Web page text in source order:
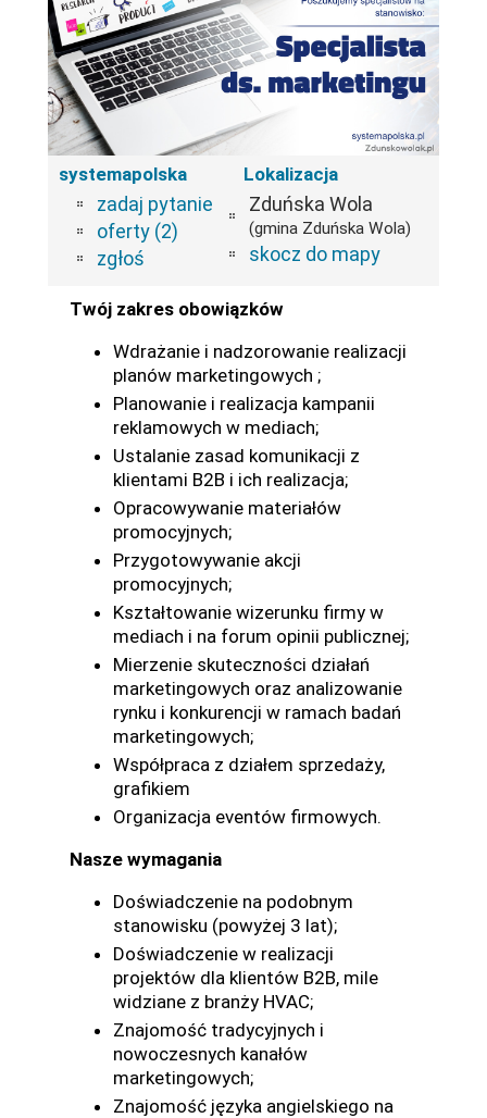
systemapolska
zadaj pytanie
oferty (2)
zgłoś
Lokalizacja
Zduńska Wola
(gmina Zduńska Wola)
skocz do mapy
Twój zakres obowiązków
Wdrażanie i nadzorowanie realizacji
planów marketingowych ;
Planowanie i realizacja kampanii
reklamowych w mediach;
Ustalanie zasad komunikacji z
klientami B2B i ich realizacja;
Opracowywanie materiałów
promocyjnych;
Przygotowywanie akcji
promocyjnych;
Kształtowanie wizerunku firmy w
mediach i na forum opinii publicznej;
Mierzenie skuteczności działań
marketingowych oraz analizowanie
rynku i konkurencji w ramach badań
marketingowych;
Współpraca z działem sprzedaży,
grafikiem
Organizacja eventów firmowych.
Nasze wymagania
Doświadczenie na podobnym
stanowisku (powyżej 3 lat);
Doświadczenie w realizacji
projektów dla klientów B2B, mile
widziane z branży HVAC;
Znajomość tradycyjnych i
nowoczesnych kanałów
marketingowych;
Znajomość języka angielskiego na